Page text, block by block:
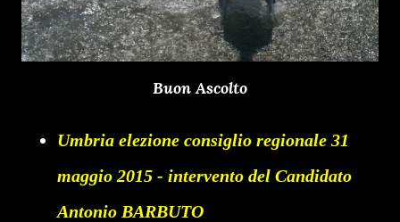
Buon Ascolto
Umbria elezione consiglio regionale 31
maggio 2015 - intervento del Candidato
Antonio BARBUTO